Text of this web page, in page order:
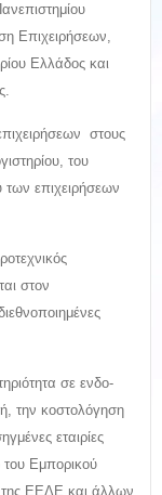
Επιχειρήσεων,
Ελλάδος και
στους
του
των επιχειρήσεων
στον
σε ενδο-
την κοστολόγηση
εταιρίες
Εμπορικού
,της ΕΕΔΕ και άλλων